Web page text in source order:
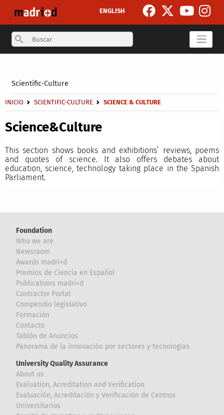
ENGLISH
Search
Scientific-Culture
Breadcrumb
INICIO SCIENTIFIC-CULTURE SCIENCE & CULTURE
Science&Culture
This section shows books and exhibitions’ reviews, poems
and quotes of science. It also offers debates about
education, science, technology taking place in the Spanish
Parliament.
Foundation
Who we are
Newsroom
Awards madri+d
Premios de Ciencia en Español
Publications madri+d
Contractor Portal
Compendio legislativo
Formación
Contacto
Tablón de Anuncios
Panorama de la innovación por sectores y tecnologías
University Quality Assurance
About us
Evaluation, Acreditation and Verification
Evaluación, Acreditación y Verificación de Centros
Universitarios